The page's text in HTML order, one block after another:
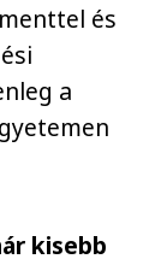
és
a
kisebb